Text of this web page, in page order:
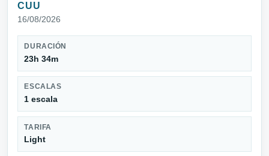
CUU
16/08/2026
DURACIÓN
23h 34m
ESCALAS
1 escala
TARIFA
Light